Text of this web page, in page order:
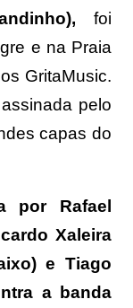
foi
e na Praia
GritaMusic.
pelo
capas do
por Rafael
Xaleira
e Tiago
a banda